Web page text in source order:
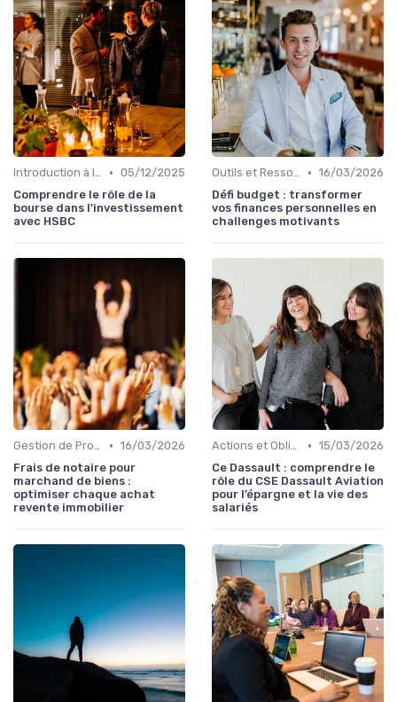
Introduction à la Bourse • 05/12/2025
Comprendre le rôle de la
bourse dans l'investissement
avec HSBC
Outils et Ressources Financières • 16/03/2026
Défi budget : transformer
vos finances personnelles en
challenges motivants
Gestion de Propriété • 16/03/2026
Frais de notaire pour
marchand de biens :
optimiser chaque achat
revente immobilier
Actions et Obligations • 15/03/2026
Ce Dassault : comprendre le
rôle du CSE Dassault Aviation
pour l’épargne et la vie des
salariés